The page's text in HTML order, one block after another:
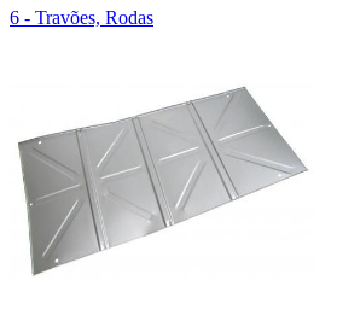
6 - Travões, Rodas